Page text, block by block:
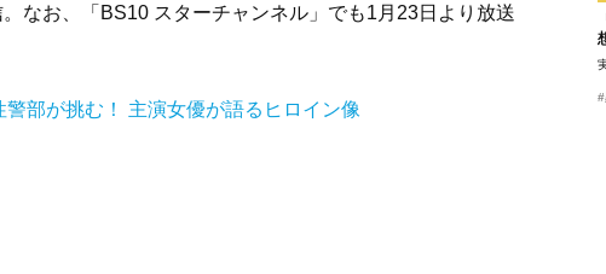
なお、「BS10 スターチャンネル」でも1月23日より放送
部が挑む！ 主演女優が語るヒロイン像
#